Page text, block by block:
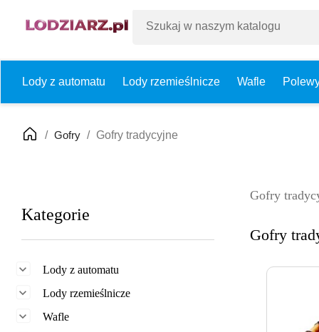
Lody z automatu Lody rzemieślnicze Wafle
Gofry Gofry tradycyjne
Kategorie
 Lody z automatu
 Lody rzemieślnicze
 Wafle
Gofry
Gofry